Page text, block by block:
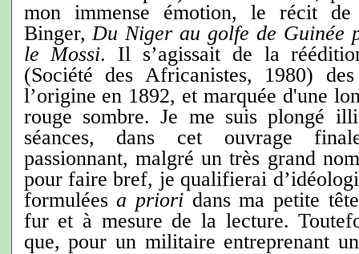
mon immense émotion, le récit
Binger,Du Niger au golfe de Guinée
le Mossi. Il s’agissait de la
(Société des Africanistes, 1980)
l’origine en 1892, et marquée d'une
rouge sombre. Je me suis plongé
séances, dans cet ouvrage
passionnant, malgré un très grand
pour faire bref, je qualifierai
formuléesa prioridans ma petite
fur et à mesure de la lecture.
que, pour un militaire entreprenant